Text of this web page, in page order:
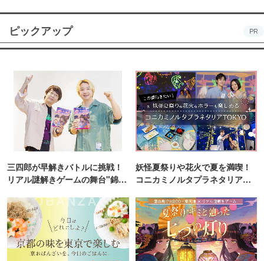
ピックアップ PR
三四郎が早解きバトルに挑戦！
リアル謎解きゲームの舞台"錦糸
妖怪夏祭りや花火で夏を満喫！
コニカミノルタプラネタリア